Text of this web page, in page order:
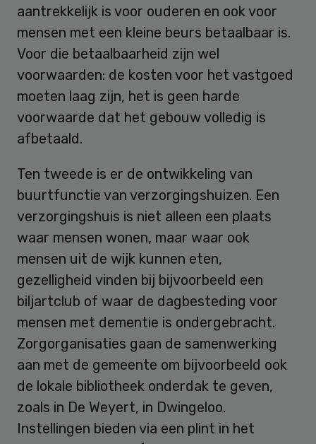
aantrekkelijk is voor ouderen en ook voor
mensen met een kleine beurs betaalbaar is.
Voor die betaalbaarheid zijn wel
voorwaarden: de kosten voor het vastgoed
moeten laag zijn, het is geen harde
voorwaarde dat het gebouw volledig is
afbetaald.
Ten tweede is er de ontwikkeling van
buurtfunctie van verzorgingshuizen. Een
verzorgingshuis is niet alleen een plaats
waar mensen wonen, maar waar ook
mensen uit de wijk kunnen eten,
gezelligheid vinden bij bijvoorbeeld een
biljartclub of waar de dagbesteding voor
mensen met dementie is ondergebracht.
Zorgorganisaties gaan de samenwerking
aan met de gemeente om bijvoorbeeld ook
de lokale bibliotheek onderdak te geven,
zoals in De Weyert, in Dwingeloo.
Instellingen bieden via een plint in het